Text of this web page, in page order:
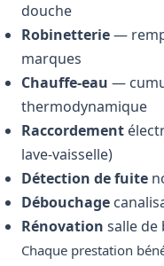
douche
Robinetterie—
marques
Chauffe-eau —
thermodynamique
Raccordement
lave-vaisselle)
Détection de fuite
Débouchage
Rénovation salle de
Chaque prestation